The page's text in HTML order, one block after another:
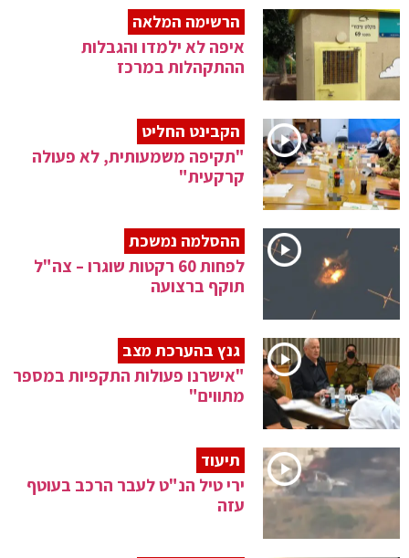
הרשימה המלאה
איפה לא ילמדו והגבלות
ההתקהלות במרכז
הקבינט החליט
"תקיפה משמעותית, לא פעולה
קרקעית"
ההסלמה נמשכת
לפחות 60 רקטות שוגרו – צה"ל
תוקף ברצועה
גנץ בהערכת מצב
"אישרנו פעולות התקפיות במספר
מתווים"
תיעוד
ירי טיל הנ"ט לעבר הרכב בעוטף
עזה